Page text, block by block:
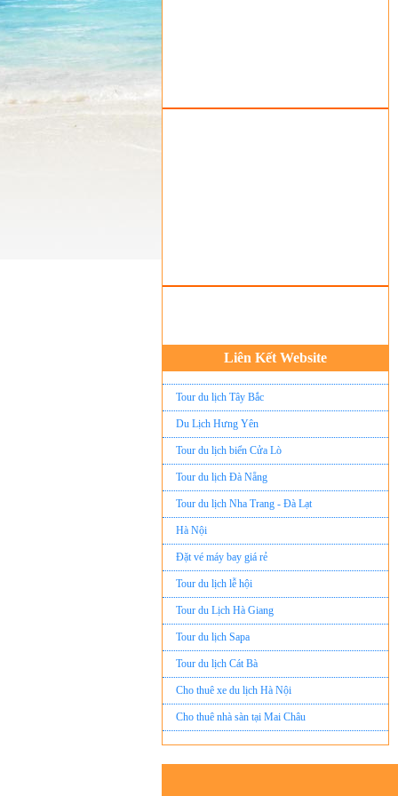
Liên Kết Website
Du lịch quốc tế Ánh Sao Mới
Tour du lịch Tây Bắc
Du Lịch Hưng Yên
Tour du lịch biển Cửa Lò
Tour du lịch Đà Nẵng
Tour du lịch Nha Trang - Đà Lạt
Hà Nội
Đặt vé máy bay giá rẻ
Tour du lịch lễ hội
Tour du Lịch Hà Giang
Tour du lịch Sapa
Tour du lịch Cát Bà
Cho thuê xe du lịch Hà Nội
Cho thuê nhà sàn tại Mai Châu
Cho thuê nhà sàn tại Thung Nai